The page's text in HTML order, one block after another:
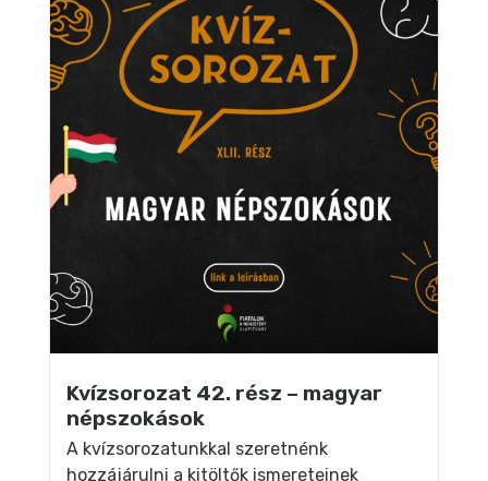
Kvízsorozat 42. rész – magyar
népszokások
A kvízsorozatunkkal szeretnénk
hozzájárulni a kitöltők ismereteinek